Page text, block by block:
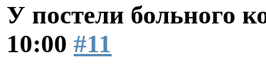
У постели больного
10:00 #11